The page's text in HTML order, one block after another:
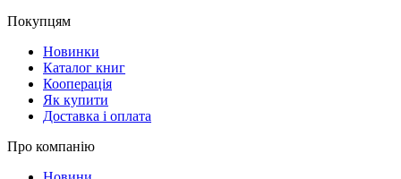
Покупцям
Новинки
Каталог книг
Кооперація
Як купити
Доставка і оплата
Про компанію